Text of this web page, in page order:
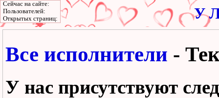
У
Все исполнители -
У нас присутствуют
Сейчас на сайте:
Пользователей:
Открытых страниц: